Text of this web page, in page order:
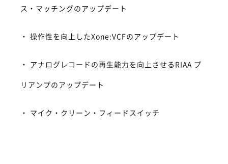
ス・マッチングのアップデート
・ 操作性を向上したXone:VCFのアップデート
・ アナログレコードの再生能力を向上させるRIAA プ
リアンプのアップデート
・ マイク・クリーン・フィードスイッチ